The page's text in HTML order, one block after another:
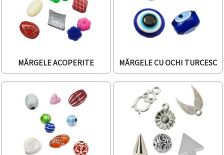
MĂRGELE ACOPERITE MĂRGELE CU OCHI TURCESC